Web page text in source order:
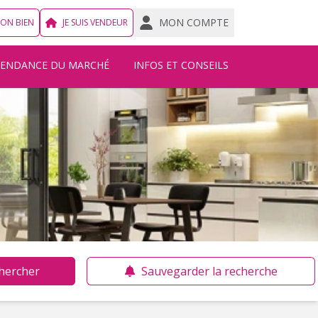
BIEN JE SUIS VENDEUR MON COMPTE
DU MARCHÉ INFOS ET CONSEILS
Sauvegarder la recherche